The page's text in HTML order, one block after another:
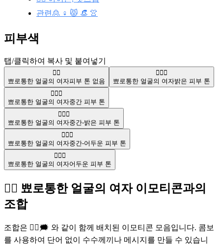
관련🙎 ♀️ 😾 👒 👚
피부색
탭/클릭하여 복사 및 붙여넣기
🙎‍♀️
뾰로통한 얼굴의 여자피부 톤 없음
🙎🏻‍♀️
뾰로통한 얼굴의 여자밝은 피부 톤
🙎🏽‍♀️
뾰로통한 얼굴의 여자중간 피부 톤
🙎🏼‍♀️
뾰로통한 얼굴의 여자중간-밝은 피부 톤
🙎🏾‍♀️
뾰로통한 얼굴의 여자중간-어두운 피부 톤
🙎🏿‍♀️
뾰로통한 얼굴의 여자어두운 피부 톤
🙎‍♀️ 뾰로통한 얼굴의 여자 이모티콘과의
조합
조합은 🙎‍♀️🗯️ 와 같이 함께 배치된 이모티콘 모음입니다. 콤보
를 사용하여 단어 없이 수수께끼나 메시지를 만들 수 있습니